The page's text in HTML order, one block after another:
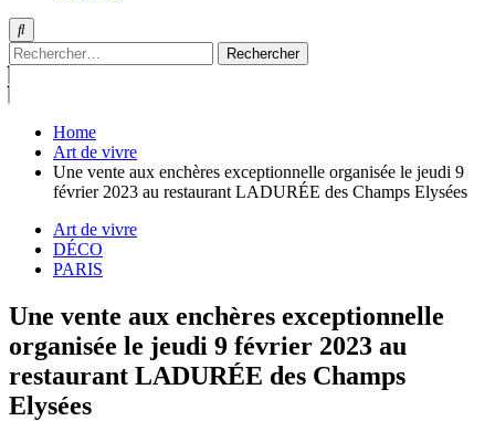
Rechercher :
Home
Art de vivre
Une vente aux enchères exceptionnelle organisée le jeudi 9
février 2023 au restaurant LADURÉE des Champs Elysées
Art de vivre
DÉCO
PARIS
Une vente aux enchères exceptionnelle
organisée le jeudi 9 février 2023 au
restaurant LADURÉE des Champs
Elysées